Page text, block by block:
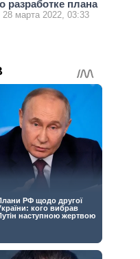
разработке плана
28 марта 2022, 03:33